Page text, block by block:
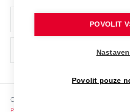
Ochrana osobních údajů
odkaz)
Sociální bezpečí
Copyright © 2026 VUT
Prohlášení o přístupnosti
POVOLIT
Povolit pouze